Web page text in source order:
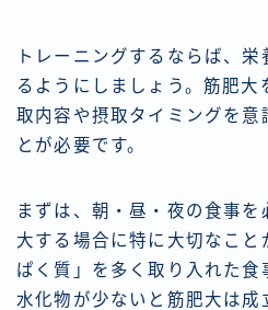
トレーニングするならば、
るようにしましょう。筋肥
取内容や摂取タイミングを意
とが必要です。
まずは、朝・昼・夜の食事
大する場合に特に大切なこ
ぱく質」を多く取り入れた食
水化物が少ないと筋肥大は成